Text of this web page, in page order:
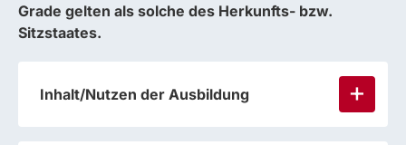
Grade gelten als solche des Herkunfts- bzw.
Sitzstaates.
Inhalt/Nutzen der Ausbildung